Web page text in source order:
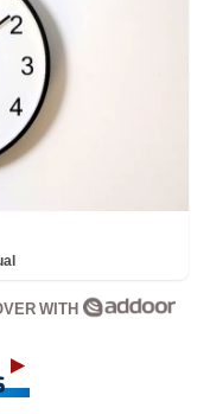
WITH